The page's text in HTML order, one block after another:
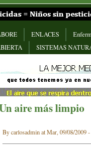
ENLACES
SISTEMAS
aire más limpio
By carlosadmin at Mar, 09/08/2009